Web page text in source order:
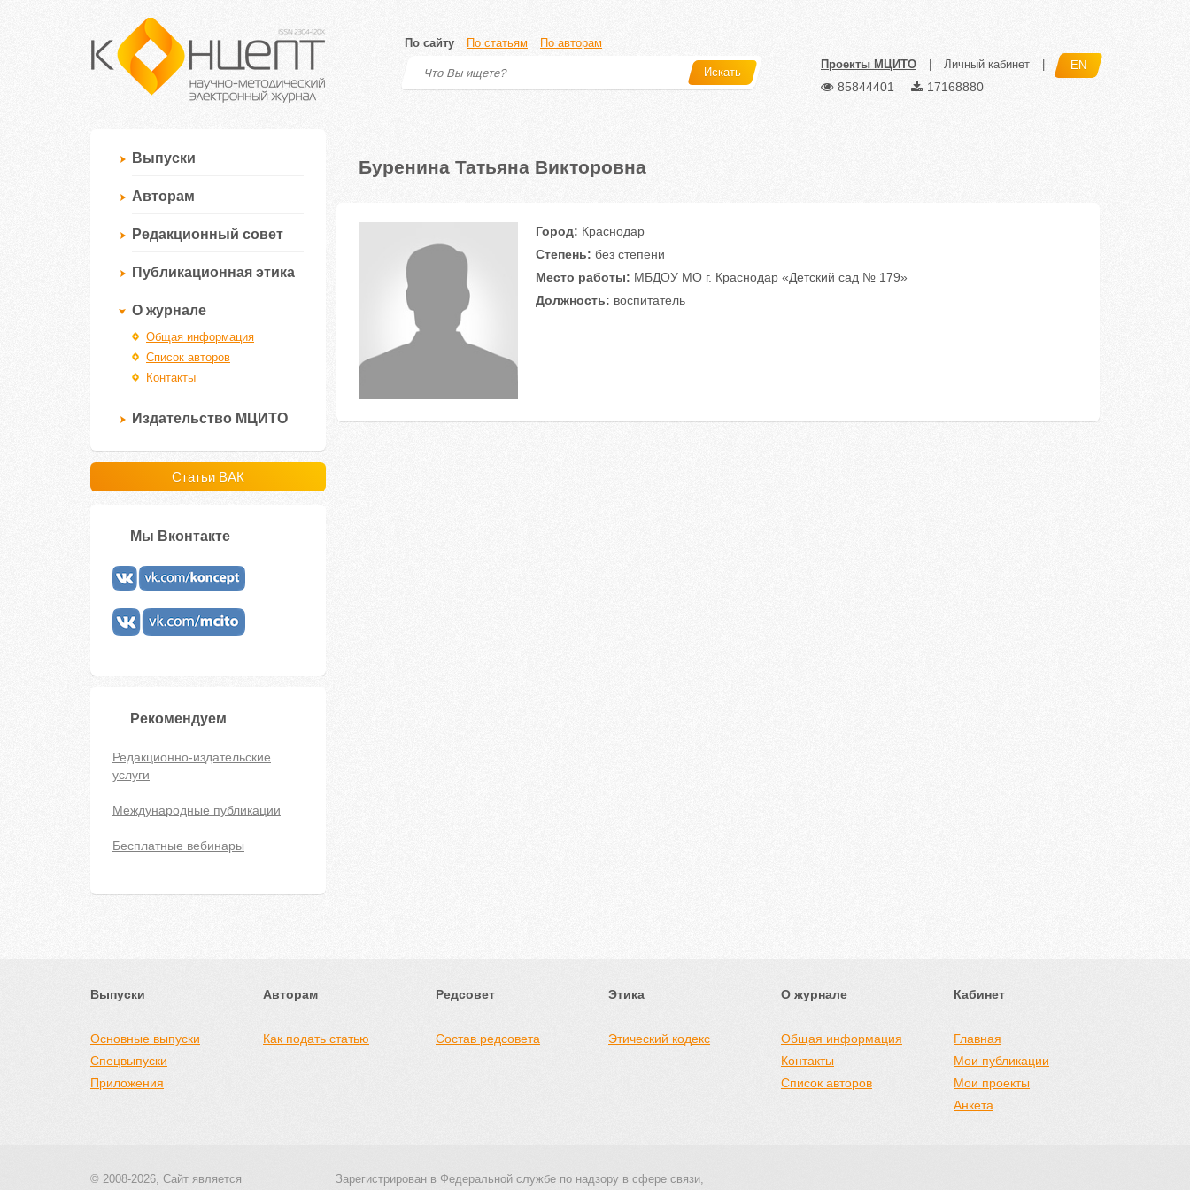
По сайту По статьям По авторам
Искать
Проекты МЦИТО Личный кабинет EN
85844401 17168880
Выпуски
Авторам
Редакционный совет
Публикационная этика
О журнале
Общая информация
Список авторов
Контакты
Издательство МЦИТО
Статьи ВАК
Мы Вконтакте
Рекомендуем
Редакционно-издательские
услуги
Международные публикации
Бесплатные вебинары
Буренина Татьяна Викторовна
Город: Краснодар
Степень: без степени
Место работы: МБДОУ МО г. Краснодар «Детский сад № 179»
Должность: воспитатель
Выпуски
Основные выпуски
Спецвыпуски
Приложения
Авторам
Как подать статью
Редсовет
Состав редсовета
Этика
Этический кодекс
О журнале
Общая информация
Контакты
Список авторов
Кабинет
Главная
Мои публикации
Мои проекты
Анкета
© 2008-2026, Сайт является
Зарегистрирован в Федеральной службе по надзору в сфере связи,